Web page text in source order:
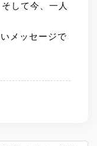
して今、一人
メッセージで